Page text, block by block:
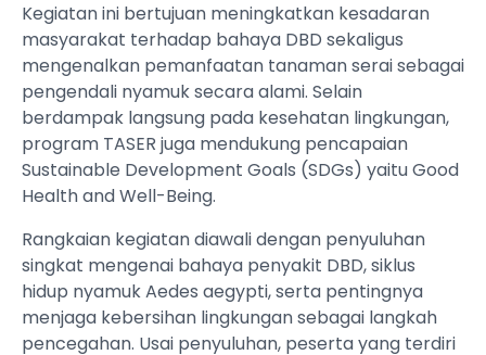
Kegiatan ini bertujuan meningkatkan kesadaran
masyarakat terhadap bahaya DBD sekaligus
mengenalkan pemanfaatan tanaman serai sebagai
pengendali nyamuk secara alami. Selain
berdampak langsung pada kesehatan lingkungan,
program TASER juga mendukung pencapaian
Sustainable Development Goals (SDGs) yaitu Good
Health and Well-Being.
Rangkaian kegiatan diawali dengan penyuluhan
singkat mengenai bahaya penyakit DBD, siklus
hidup nyamuk Aedes aegypti, serta pentingnya
menjaga kebersihan lingkungan sebagai langkah
pencegahan. Usai penyuluhan, peserta yang terdiri